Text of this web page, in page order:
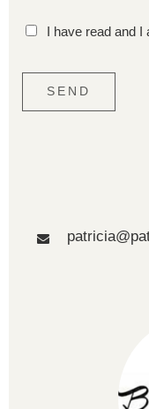
I have read and I
SEND